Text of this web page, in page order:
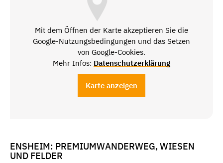
Mit dem Öffnen der Karte akzeptieren Sie die
Google-Nutzungsbedingungen und das Setzen
von Google-Cookies.
Mehr Infos: Datenschutzerklärung
Karte anzeigen
ENSHEIM: PREMIUMWANDERWEG, WIESEN
UND FELDER